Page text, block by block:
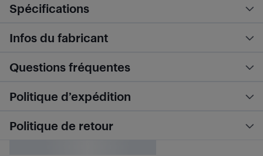
Spécifications
Infos du fabricant
Questions fréquentes
Politique d’expédition
Politique de retour